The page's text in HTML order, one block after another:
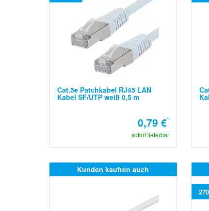
Cat.5e Patchkabel RJ45 LAN
Kabel SF/UTP weiß 0,5 m
0,79 €*
sofort lieferbar
Kunden kauften auch